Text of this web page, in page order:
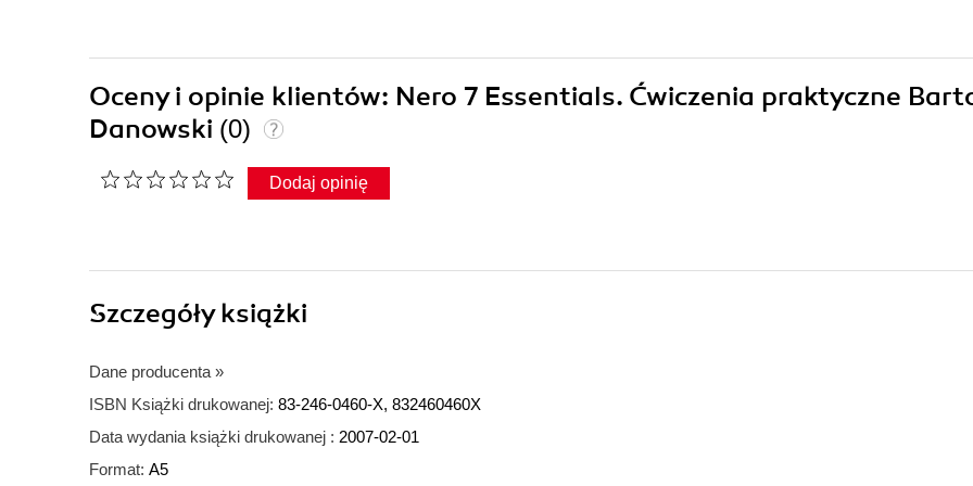
Oceny i opinie klientów: Nero 7 Essentials. Ćwiczenia praktyczne
Danowski (0)
Dodaj opinię
Szczegółyksiążki
Dane producenta »
ISBN Książki drukowanej: 83-246-0460-X, 832460460X
Data wydania książki drukowanej : 2007-02-01
Format: A5